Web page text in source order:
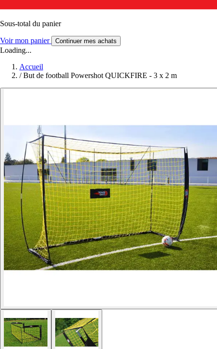
Sous-total du panier
Voir mon panier Continuer mes achats
Loading...
Accueil
/ But de football Powershot QUICKFIRE - 3 x 2 m